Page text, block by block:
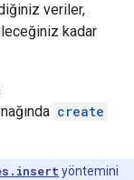
veriler,
kadar
create
yöntemini